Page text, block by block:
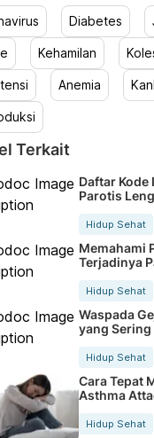
Diabetes
Kehamilan
Anemia
Terkait
Daftar Kode
Parotis
Hidup Sehat
Memahami
Terjadinya
Hidup Sehat
Waspada
yang Sering
Hidup Sehat
Cara Tepat
Asthma
Hidup Sehat